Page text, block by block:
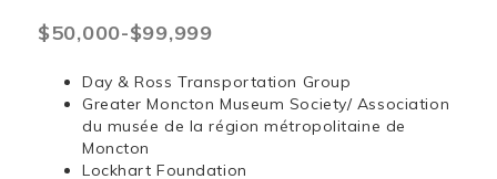
$50,000-$99,999
Day & Ross Transportation Group
Greater Moncton Museum Society/ Association
du musée de la région métropolitaine de
Moncton
Lockhart Foundation